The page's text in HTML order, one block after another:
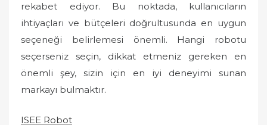
rekabet ediyor. Bu noktada, kullanıcıların
ihtiyaçları ve bütçeleri doğrultusunda en uygun
seçeneği belirlemesi önemli. Hangi robotu
seçerseniz seçin, dikkat etmeniz gereken en
önemli şey, sizin için en iyi deneyimi sunan
markayı bulmaktır.
ISEE Robot